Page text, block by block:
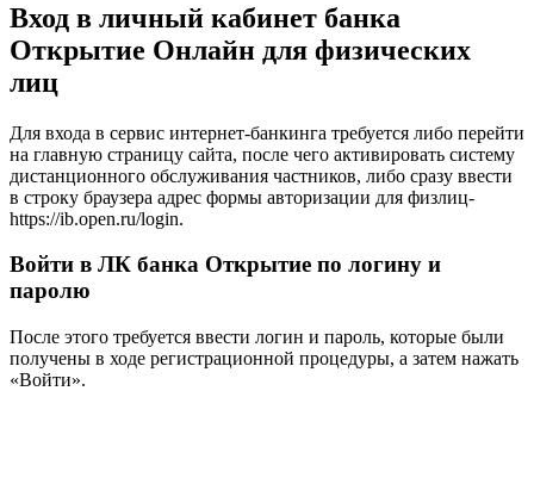
Вход в личный кабинет банка
Открытие Онлайн для физических
лиц
Для входа в сервис интернет-банкинга требуется либо перейти
на главную страницу сайта, после чего активировать систему
дистанционного обслуживания частников, либо сразу ввести
в строку браузера адрес формы авторизации для физлиц-
https://ib.open.ru/login.
Войти в ЛК банка Открытие по логину и
паролю
После этого требуется ввести логин и пароль, которые были
получены в ходе регистрационной процедуры, а затем нажать
«Войти».